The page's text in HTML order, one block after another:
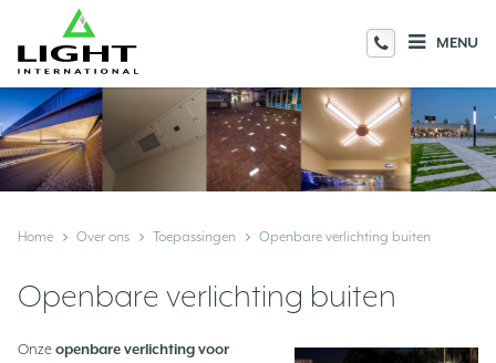
MENU
Home Over ons Toepassingen Openbare verlichting buiten
Openbare verlichting buiten
Onze openbare verlichting voor